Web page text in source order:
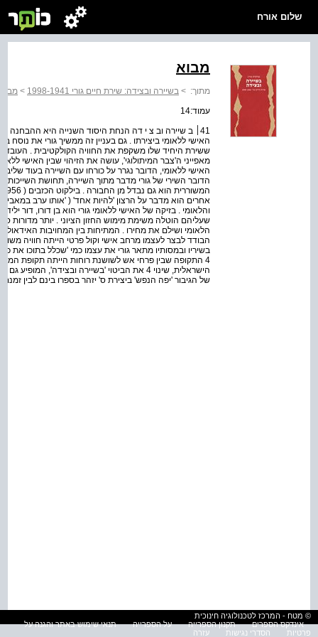
שלום אורח
מבוא
מתוך: > בשיירה ובצידה: שירת חיים גורי 1998-1941 > מבוא
עמוד:14
41׀ ב שיירה וב צ י דה הנחת היסוד השנייה היא ההבחנה
האישי ללאומי ביצירתו . גם בעניין זה ממשיך גורי את
ששירת היחיד שלו משקפת את החוויה הקולקטיבית .
מאפייני ה'צבר המיתולוגי', עושה את הזיהוי שבין האישי
האישי ללאומי, הדובר נגרר על כורחו עם השיירה בעוד
הדובר השירי של גורי מדבר מתוך השיירה, תחושת השייכות
והלאומי . בזיקה של האישי ללאומי גורי הוא בן דורו, דור
שעליהם הוטלה משימת מימוש החזון הציוני . יותר מדורות
הלאומי ושילם את מחירו . המתיחות בין המחויבות
בשיריו ובמסותיו מתאר גורי את עצמו כמי 'שכלל בתוכו את
4 התקופה שבין פרחי אש לשושנת רוחות הייתה תקופת
הישראלית, שינוי 4 את הביטוי 'בשיירה ובצידה',
של הגיבור 'יפה הנפש' ביצירת ס' יזהר בספרו בינם לבין זמנם ( 1955
© מטח - המרכז לטכנולוגיה חינוכית
אינדקס הספרים
תקנון הספרייה על הספרייה
תנאי שימוש באתר והגנה על
פרטיות
הסדרי נגישות עזרה